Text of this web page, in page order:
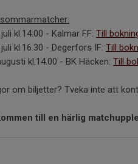
kl.14.00 - Kalmar FF: Till
kl.16.30 - Degerfors IF: Till
kl.14.00 - BK Häcken: Till
om biljetter? Tveka inte att
till en härlig